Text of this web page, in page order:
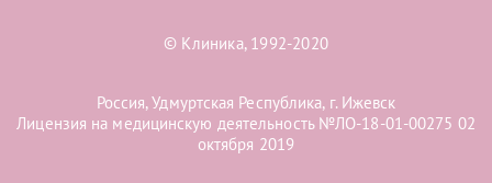
© Клиника, 1992-2020
Россия, Удмуртская Республика, г. Ижевск
Лицензия на медицинскую деятельность №ЛО-18-01-00275 02
октября 2019